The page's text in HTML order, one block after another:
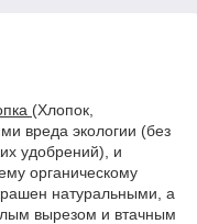
(Хлопок,
вреда экологии (без
удобрений), и
органическому
натуральными, а
вырезом и втачным